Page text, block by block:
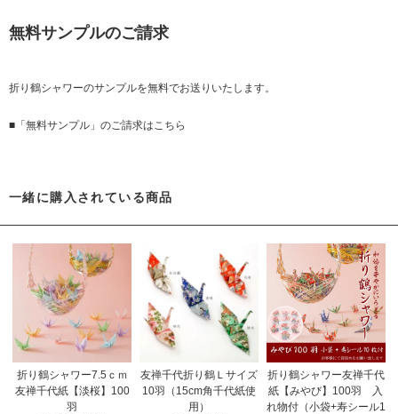
無料サンプルのご請求
折り鶴シャワーのサンプルを無料でお送りいたします。
■「無料サンプル」のご請求はこちら
一緒に購入されている商品
折り鶴シャワー7.5ｃｍ
友禅千代紙【淡桜】100
羽
友禅千代折り鶴Ｌサイズ
10羽（15cm角千代紙使
用）
折り鶴シャワー友禅千代
紙【みやび】100羽 入
れ物付（小袋+寿シール1